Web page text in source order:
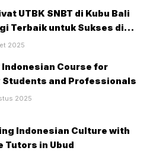
场自信。 国际学校英语辅导 巴
，因此国际学校课程越来越受到
协助学生理解课堂教材，同时
课堂表达能力。 此外，老师也
学生培养时间管理能力，让学习
不少学生需要准备国际英语考
目标进行调整。 老师会安排阅
以及口语练习，并持续分析学生
通过循序渐进的学习方式，学生
提升整体英语实力。 个性化教
UTBK SNBT di Kubu Bali
Terbaik untuk Sukses di
2025
Indonesian Course for
Students and Professionals
2025
Indonesian Culture with
Tutors in Ubud